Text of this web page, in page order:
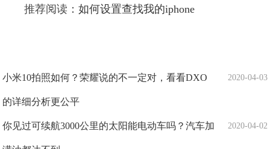
推荐阅读：如何设置查找我的iphone
2020-04-03
小米10拍照如何？荣耀说的不一定对，看看DXO
的详细分析更公平
2020-04-02
你见过可续航3000公里的太阳能电动车吗？汽车加